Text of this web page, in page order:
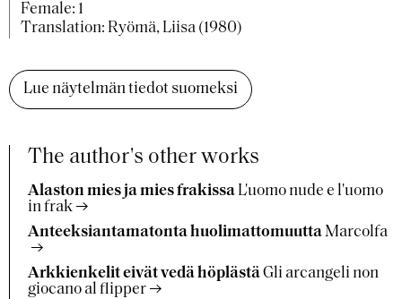
Female: 1
Translation: Ryömä, Liisa (1980)
Lue näytelmän tiedot suomeksi
The author's other works
Alaston mies ja mies frakissa L'uomo nude e l'uomo
in frak
Anteeksiantamatonta huolimattomuuttaMarcolfa
Arkkienkelit eivät vedä höplästäGli arcangeli non
giocano al flipper